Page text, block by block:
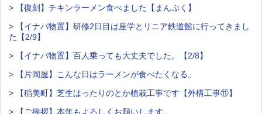
> 【復刻】チキンラーメン食べました【まんぷく】
> 【イナバ物置】研修2日目は座学とリニア鉄道館に行ってきまし
た【2/9】
> 【イナバ物置】百人乗っても大丈夫でした。【2/8】
> 【片岡屋】こんな日はラーメンが食べたくなる。
> 【稲美町】芝生はったりのとか植栽工事です【外構工事⑪】
> 【ご挨拶】本年もよろしくお願いします。